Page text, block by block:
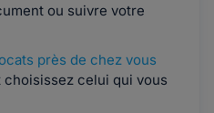
ou suivre votre
près de chez vous
choisissez celui qui vous